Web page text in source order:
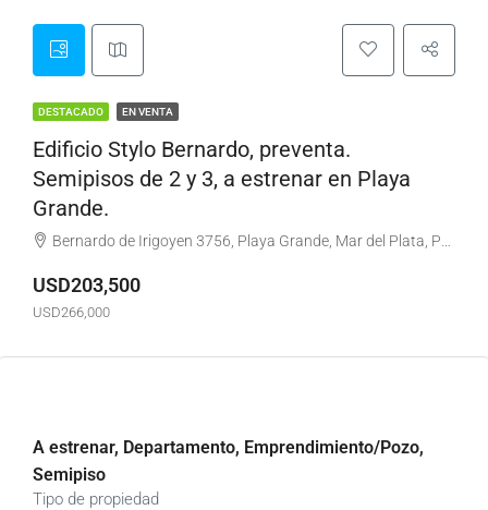
DESTACADO EN VENTA
Edificio Stylo Bernardo, preventa.
Semipisos de 2 y 3, a estrenar en Playa
Grande.
Bernardo de Irigoyen 3756, Playa Grande, Mar del Plata, Partido de General Pueyrredón, Buenos Aires, B7600FDW, Argentina
USD203,500
USD266,000
A estrenar, Departamento, Emprendimiento/Pozo,
Semipiso
Tipo de propiedad